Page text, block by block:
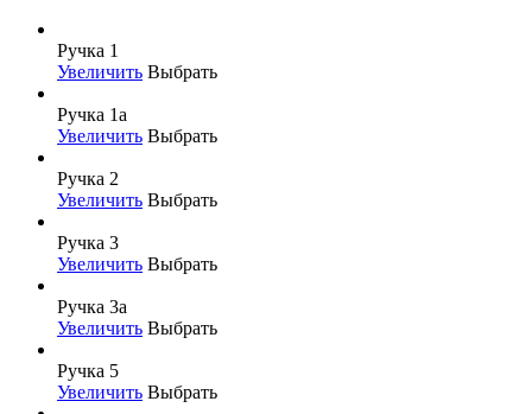
Ручка 1
Увеличить Выбрать
Ручка 1а
Увеличить Выбрать
Ручка 2
Увеличить Выбрать
Ручка 3
Увеличить Выбрать
Ручка 3а
Увеличить Выбрать
Ручка 5
Увеличить Выбрать